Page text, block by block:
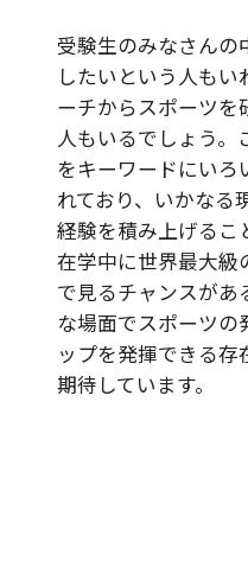
受験生のみなさんの
したいという人も
ーチからスポーツを
人もいるでしょう。
をキーワードにいろ
れており、いかなる
経験を積み上げるこ
在学中に世界最大級
で見るチャンスがあ
な場面でスポーツ
ップを発揮できる存
期待しています。